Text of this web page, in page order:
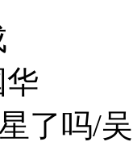
吗/吴